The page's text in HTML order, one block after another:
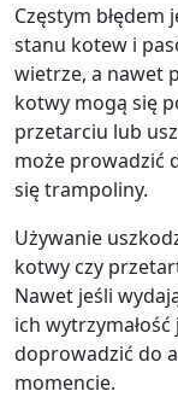
Częstym
stanu kotew i
wietrze, a nawet
kotwy mogą się
przetarciu lub
może prowadzić
się trampoliny.
Używanie
kotwy czy
Nawet jeśli
ich
doprowadzić do
momencie.